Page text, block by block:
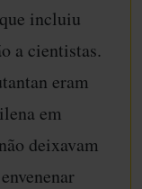
incluiu
a cientistas.
eram
em
deixavam